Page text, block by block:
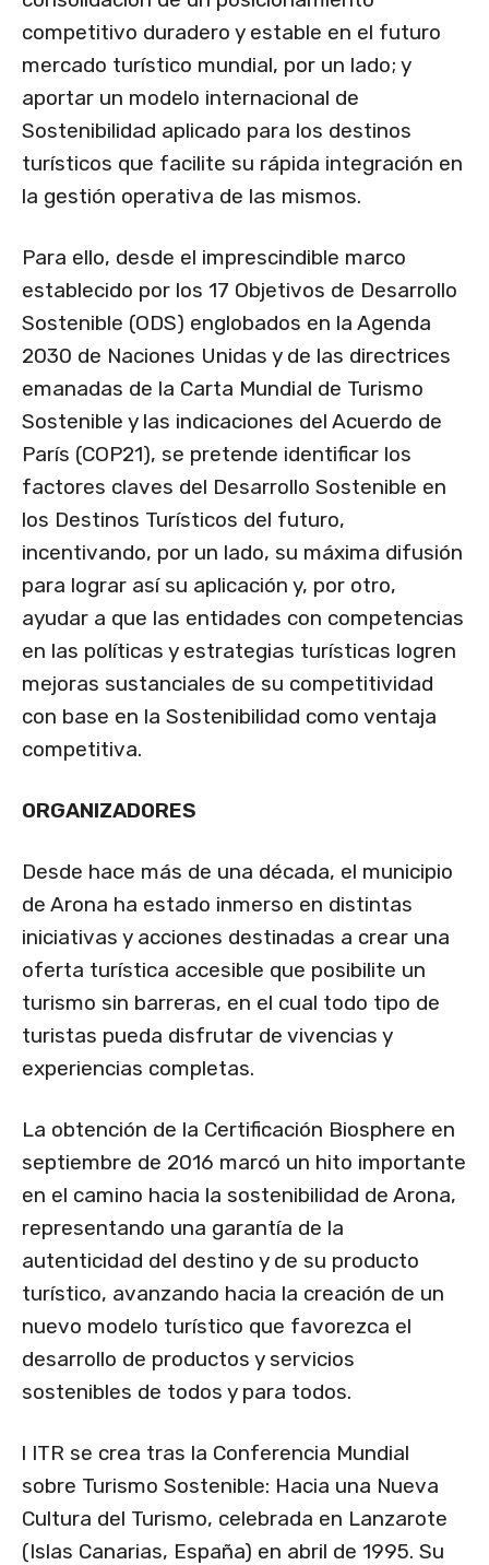
competitivo duradero y estable en el futuro
mercado turístico mundial, por un lado; y
aportar un modelo internacional de
Sostenibilidad aplicado para los destinos
turísticos que facilite su rápida integración en
la gestión operativa de las mismos.
Para ello, desde el imprescindible marco
establecido por los 17 Objetivos de Desarrollo
Sostenible (ODS) englobados en la Agenda
2030 de Naciones Unidas y de las directrices
emanadas de la Carta Mundial de Turismo
Sostenible y las indicaciones del Acuerdo de
París (COP21), se pretende identificar los
factores claves del Desarrollo Sostenible en
los Destinos Turísticos del futuro,
incentivando, por un lado, su máxima difusión
para lograr así su aplicación y, por otro,
ayudar a que las entidades con competencias
en las políticas y estrategias turísticas logren
mejoras sustanciales de su competitividad
con base en la Sostenibilidad como ventaja
competitiva.
ORGANIZADORES
Desde hace más de una década, el municipio
de Arona ha estado inmerso en distintas
iniciativas y acciones destinadas a crear una
oferta turística accesible que posibilite un
turismo sin barreras, en el cual todo tipo de
turistas pueda disfrutar de vivencias y
experiencias completas.
La obtención de la Certificación Biosphere en
septiembre de 2016 marcó un hito importante
en el camino hacia la sostenibilidad de Arona,
representando una garantía de la
autenticidad del destino y de su producto
turístico, avanzando hacia la creación de un
nuevo modelo turístico que favorezca el
desarrollo de productos y servicios
sostenibles de todos y para todos.
l ITR se crea tras la Conferencia Mundial
sobre Turismo Sostenible: Hacia una Nueva
Cultura del Turismo, celebrada en Lanzarote
(Islas Canarias, España) en abril de 1995. Su